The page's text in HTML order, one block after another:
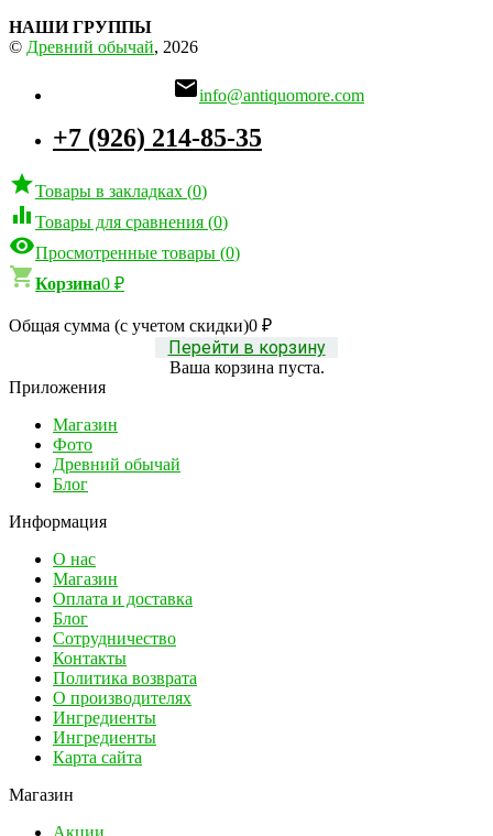
НАШИ ГРУППЫ
© Древний обычай, 2026
info@antiquomore.com
+7 (926) 214-85-35
Товары в закладках (0)
 Товары для сравнения (0)
Просмотренные товары (0)
Корзина0 ₽
Общая сумма (с учетом скидки)0 ₽
Перейти в корзину
Ваша корзина пуста.
Приложения
Магазин
Фото
Древний обычай
Блог
Информация
О нас
Магазин
Оплата и доставка
Блог
Сотрудничество
Контакты
Политика возврата
О производителях
Ингредиенты
Ингредиенты
Карта сайта
Магазин
Акции